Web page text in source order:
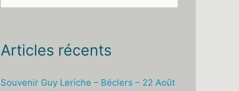
e
Articles récents
Souvenir Guy Leriche – Béclers – 22 Août